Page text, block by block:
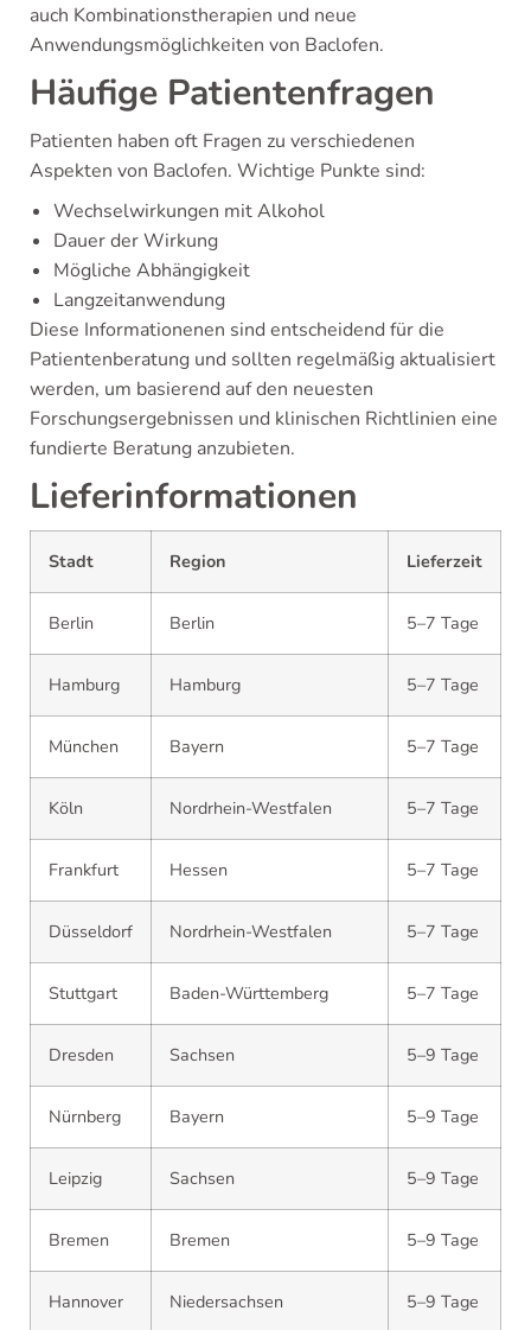
auch Kombinationstherapien und neue
Anwendungsmöglichkeiten von Baclofen.
Häufige Patientenfragen
Patienten haben oft Fragen zu verschiedenen
Aspekten von Baclofen. Wichtige Punkte sind:
Wechselwirkungen mit Alkohol
Dauer der Wirkung
Mögliche Abhängigkeit
Langzeitanwendung
Diese Informationenen sind entscheidend für die
Patientenberatung und sollten regelmäßig aktualisiert
werden, um basierend auf den neuesten
Forschungsergebnissen und klinischen Richtlinien eine
fundierte Beratung anzubieten.
Lieferinformationen
Stadt Region Lieferzeit
Berlin Berlin 5–7 Tage
Hamburg Hamburg 5–7 Tage
München Bayern 5–7 Tage
Köln Nordrhein-Westfalen 5–7 Tage
Frankfurt Hessen 5–7 Tage
Düsseldorf Nordrhein-Westfalen 5–7 Tage
Stuttgart Baden-Württemberg 5–7 Tage
Dresden Sachsen 5–9 Tage
Nürnberg Bayern 5–9 Tage
Leipzig Sachsen 5–9 Tage
Bremen Bremen 5–9 Tage
Hannover Niedersachsen 5–9 Tage